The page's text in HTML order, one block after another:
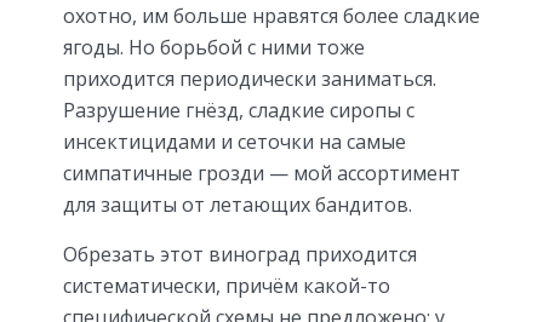
охотно, им больше нравятся более сладкие
ягоды. Но борьбой с ними тоже
приходится периодически заниматься.
Разрушение гнёзд, сладкие сиропы с
инсектицидами и сеточки на самые
симпатичные грозди — мой ассортимент
для защиты от летающих бандитов.
Обрезать этот виноград приходится
систематически, причём какой-то